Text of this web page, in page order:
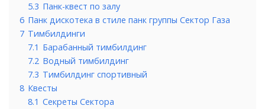
5.3 Панк-квест по залу
6 Панк дискотека в стиле панк группы Сектор Газа
7 Тимбилдинги
7.1 Барабанный тимбилдинг
7.2 Водный тимбилдинг
7.3 Тимбилдинг спортивный
8 Квесты
8.1 Секреты Сектора